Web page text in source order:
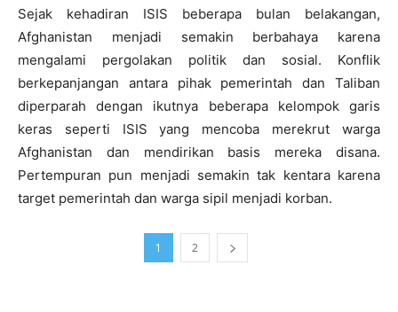
Sejak kehadiran ISIS beberapa bulan belakangan,
Afghanistan menjadi semakin berbahaya karena
mengalami pergolakan politik dan sosial. Konflik
berkepanjangan antara pihak pemerintah dan Taliban
diperparah dengan ikutnya beberapa kelompok garis
keras seperti ISIS yang mencoba merekrut warga
Afghanistan dan mendirikan basis mereka disana.
Pertempuran pun menjadi semakin tak kentara karena
target pemerintah dan warga sipil menjadi korban.
1 2